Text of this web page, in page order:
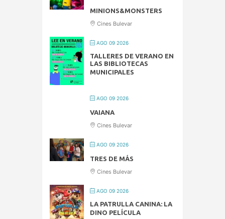
MINIONS&MONSTERS
Cines Bulevar
AGO 09 2026
TALLERES DE VERANO EN
LAS BIBLIOTECAS
MUNICIPALES
AGO 09 2026
VAIANA
Cines Bulevar
AGO 09 2026
TRES DE MÁS
Cines Bulevar
AGO 09 2026
LA PATRULLA CANINA: LA
DINO PELÍCULA